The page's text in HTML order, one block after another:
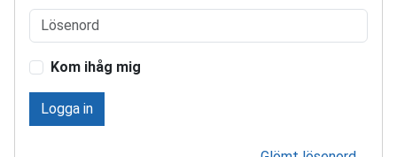
Kom ihåg mig
Logga in